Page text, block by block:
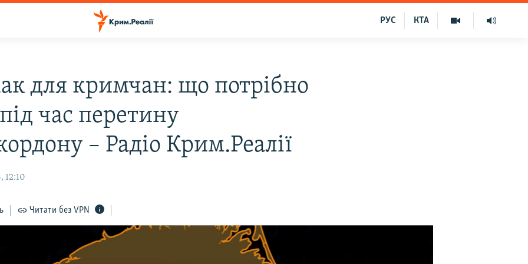
КТА
РУС
для кримчан: що потрібно
час перетину
– Радіо Крим.Реалії
12:10
Читати без VPN